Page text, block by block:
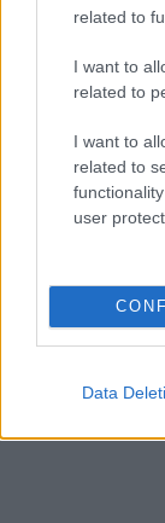
related to
I want to
related to
I want to
related to
user
Data